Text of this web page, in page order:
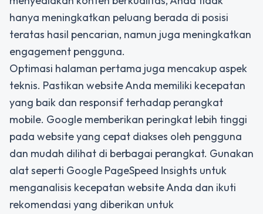
hanya meningkatkan peluang berada di posisi
teratas hasil pencarian, namun juga meningkatkan
engagement pengguna.
Optimasi halaman pertama juga mencakup aspek
teknis. Pastikan website Anda memiliki kecepatan
yang baik dan responsif terhadap perangkat
mobile. Google memberikan peringkat lebih tinggi
pada website yang cepat diakses oleh pengguna
dan mudah dilihat di berbagai perangkat. Gunakan
alat seperti Google PageSpeed Insights untuk
menganalisis kecepatan website Anda dan ikuti
rekomendasi yang diberikan untuk